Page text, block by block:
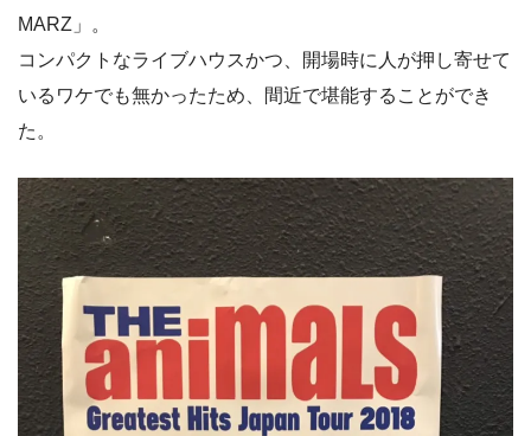
MARZ」。
コンパクトなライブハウスかつ、開場時に人が押し寄せて
いるワケでも無かったため、間近で堪能することができ
た。